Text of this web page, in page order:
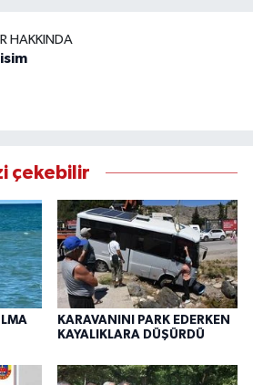
HAKKINDA
çekebilir
KARAVANINI PARK EDERKEN
KAYALIKLARA DÜŞÜRDÜ